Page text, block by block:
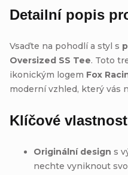
Detailní popis
Vsaďte na pohodlí a styl s
Oversized SS Tee. Toto
ikonickým logem Fox
moderní vzhled, který vás
Klíčové
Originální design s
nechte vyniknout